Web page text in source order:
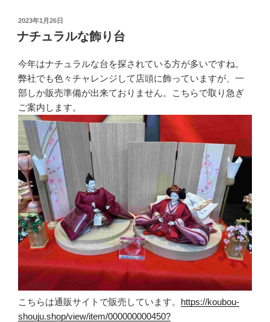
投
稿
日:
2023年1月26日
ナチュラルな飾り台
今年はナチュラルな台を探されている方が多いですね。
弊社でも色々チャレンジして店頭に飾っていますが、一
部しか販売準備が出来ておりません。こちらで取り急ぎ
ご案内します。
こちらは通販サイトで販売しています。 https://koubou-
shouju.shop/view/item/000000000450?